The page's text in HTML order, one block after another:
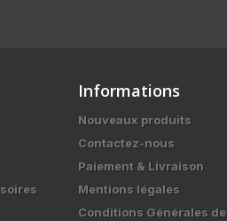
Informations
Nouveaux produits
Contactez-nous
Paiement & Livraison
Mentions légales
Conditions Générales de